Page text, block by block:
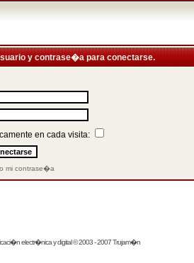
y contrase�a para conectarse.
en cada visita:
mi contrase�a
electr�nica y digital © 2003 - 2007 Trujam�n